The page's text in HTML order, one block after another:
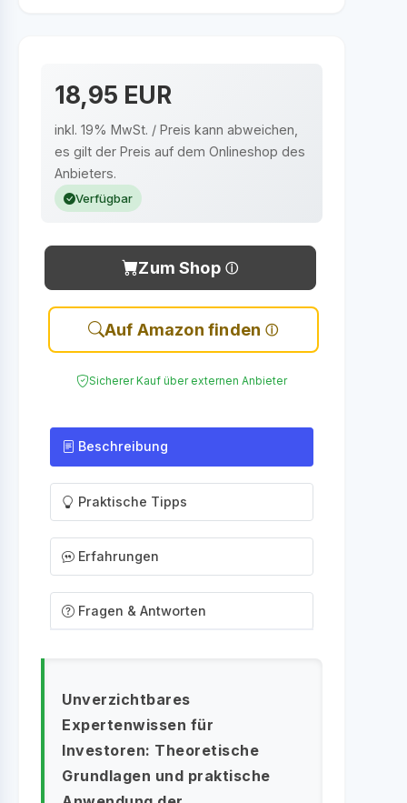
18,95 EUR
inkl. 19% MwSt. / Preis kann abweichen,
es gilt der Preis auf dem Onlineshop des
Anbieters.
Verfügbar
Zum Shop
Auf Amazon finden
Sicherer Kauf über externen Anbieter
Beschreibung
Praktische Tipps
Erfahrungen
Fragen & Antworten
Unverzichtbares
Expertenwissen für
Investoren: Theoretische
Grundlagen und praktische